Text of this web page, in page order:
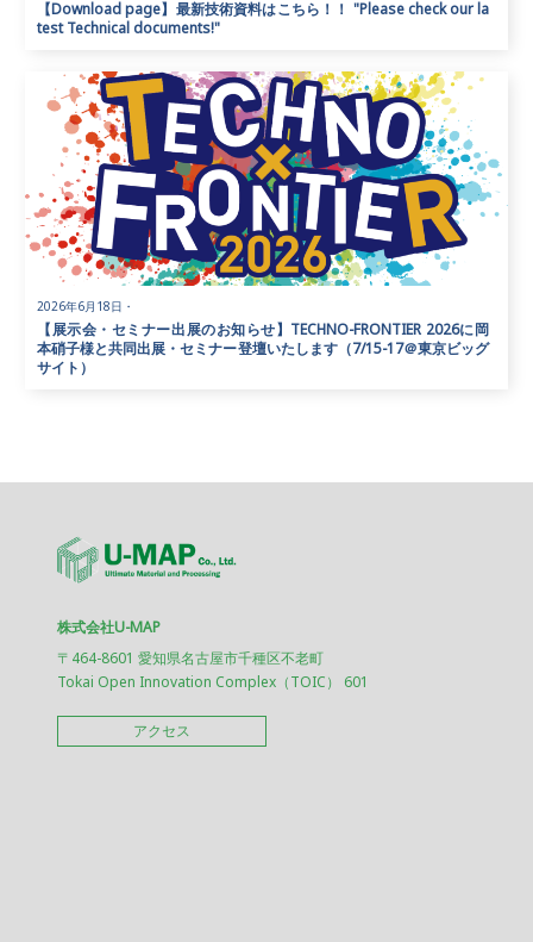
【Download page】最新技術資料はこちら！！ "Please check our la
test Technical documents!"
2026年6月18日 ・
【展示会・セミナー出展のお知らせ】TECHNO-FRONTIER 2026に岡
本硝子様と共同出展・セミナー登壇いたします（7/15-17＠東京ビッグ
サイト）
株式会社U-MAP
〒464-8601 愛知県名古屋市千種区不老町
Tokai Open Innovation Complex（TOIC） 601
アクセス